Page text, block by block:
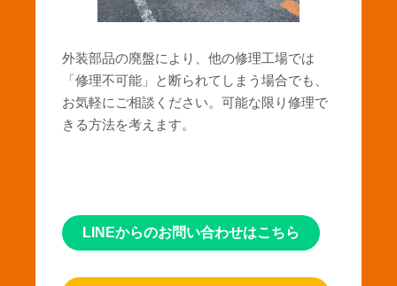
外装部品の廃盤により、他の修理工場では
「修理不可能」と断られてしまう場合でも、
お気軽にご相談ください。可能な限り修理で
きる方法を考えます。
LINEからのお問い合わせはこちら